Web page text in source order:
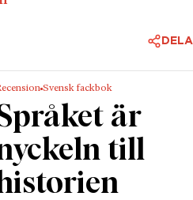
faktorer klär av vår
är skarpt, illusionslöst
paradigmskifte, påpekar
kring 1980 avlöstes av
ordningsreglering följde
respektive de
fromma.
DELA
Svensk fackbok
är
till